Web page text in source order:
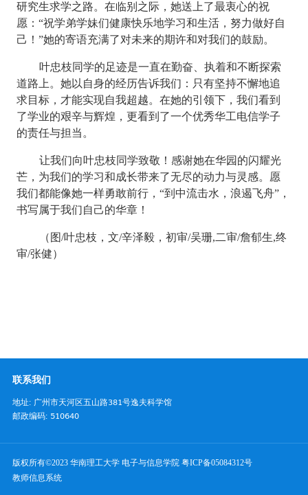
研究生求学之路。在临别之际，她送上了最衷心的祝
愿：“祝学弟学妹们健康快乐地学习和生活，努力做好自
己！”她的寄语充满了对未来的期许和对我们的鼓励。
叶忠枝同学的足迹是一直在勤奋、执着和不断探索
道路上。她以自身的经历告诉我们：只有坚持不懈地追
求目标，才能实现自我超越。在她的引领下，我们看到
了学业的艰辛与辉煌，更看到了一个优秀华工电信学子
的责任与担当。
让我们向叶忠枝同学致敬！感谢她在华园的闪耀光
芒，为我们的学习和成长带来了无尽的动力与灵感。愿
我们都能像她一样勇敢前行，“到中流击水，浪遏飞舟”，
书写属于我们自己的华章！
（图/叶忠枝，文/辛泽毅，初审/吴珊,二审/詹郁生,终
审/张健）
联系我们
地址: 广州市天河区五山路381号逸夫科学馆
邮政编码: 510640
版权所有©2023 华南理工大学 电子与信息学院 粤ICP备05084312号
教师信息系统